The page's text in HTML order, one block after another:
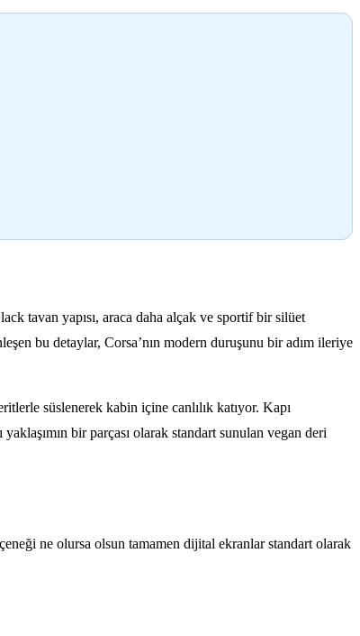
tavan yapısı, araca daha alçak ve sportif bir silüet
bu detaylar, Corsa’nın modern duruşunu bir adım ileriye
süslenerek kabin içine canlılık katıyor. Kapı
bir parçası olarak standart sunulan vegan deri
ne olursa olsun tamamen dijital ekranlar standart olarak